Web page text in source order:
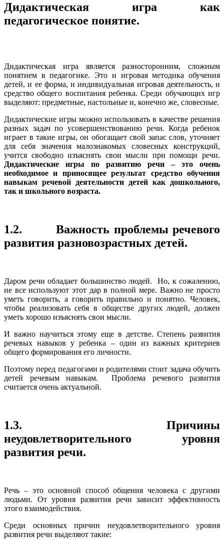
Дидактическая игра как
педагогическое понятие.
Дидактическая игра является разносторонним, сложным
понятием в педагогике. Это и игровая методика обучения
детей, и ее форма, и индивидуальная игровая деятельность, и
средство общего воспитания ребенка. Среди обучающих игр
выделяют: предметные, настольные и, конечно же, словесные.
Дидактические игры можно использовать в качестве решения
разных задач по усовершенствованию речи. Когда ребенок
играет в такие игры, он обогащает свой запас слов, уточняет
для себя значения малознакомых словесных конструкций,
учится свободно изъяснять свои мысли при помощи речи.
Дидактические игры по развитию речи – это очень
необходимое и приносящее результат средство обучения
навыкам речевой деятельности детей как дошкольного,
так и школьного возраста.
1.2. Важность проблемы речевого
развития разновозрастных детей.
Даром речи обладает большинство людей. Но, к сожалению,
не все используют этот дар в полной мере. Важно не просто
уметь говорить, а говорить правильно и понятно. Человек,
чтобы реализовать себя в обществе других людей, должен
уметь хорошо изъяснять свои мысли.
И важно научиться этому еще в детстве. Степень развития
речевых навыков у ребенка – один из важных критериев
общего формирования его личности.
Поэтому перед педагогами и родителями стоит задача обучить
детей речевым навыкам. Проблема речевого развития
считается очень актуальной.
1.3. Причины
неудовлетворительного уровня
развития речи.
Речь – это основной способ общения человека с другими
людьми. От уровня развития речи зависит эффективность
этого взаимодействия.
Среди основных причин неудовлетворительного уровня
развития речи выделяют такие: